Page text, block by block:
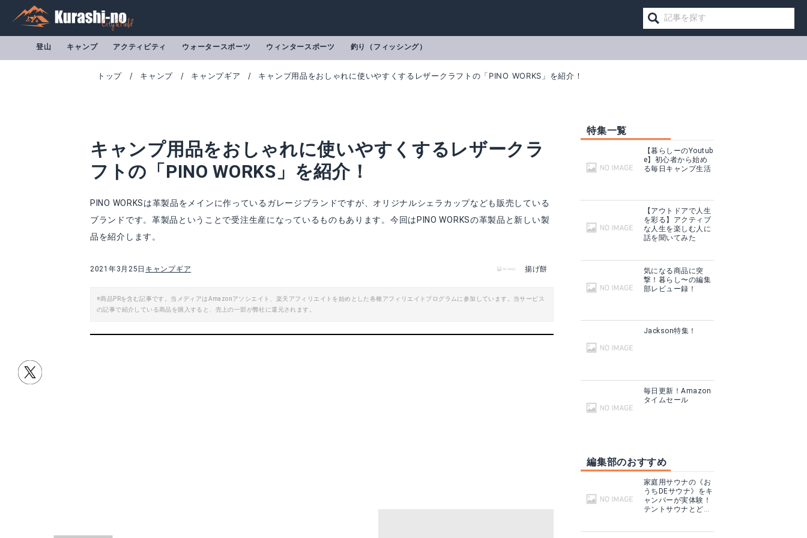
登山 キャンプ アクティビティ ウォータースポーツ ウィンタースポーツ 釣り（フィッシング）
トップ キャンプ キャンプギア キャンプ用品をおしゃれに使いやすくするレザークラフトの「PINO WORKS」を紹介！
キャンプ用品をおしゃれに使いやすくするレザークラ
フトの「PINO WORKS」を紹介！
PINO WORKSは革製品をメインに作っているガレージブランドですが、オリジナルシェラカップなども販売している
ブランドです。革製品ということで受注生産になっているものもあります。今回はPINO WORKSの革製品と新しい製
品を紹介します。
2021年3月25日 キャンプギア 揚げ餅
※商品PRを含む記事です。当メディアはAmazonアソシエイト、楽天アフィリエイトを始めとした各種アフィリエイトプログラムに参加しています。当サービス
の記事で紹介している商品を購入すると、売上の一部が弊社に還元されます。
商品サイト
カーミットレザージャケット
商品サイト 商品サイト 商品サイト
特集一覧
【暮らしーのYoutub
e】初心者から始め
る毎日キャンプ生活
【アウトドアで人生
を彩る】アクティブ
な人生を楽しむ人に
話を聞いてみた
気になる商品に突
撃！暮らし〜の編集
部レビュー録！
Jackson特集！
毎日更新！Amazon
タイムセール
編集部のおすすめ
家庭用サウナの《お
うちDEサウナ》をキ
ャンパーが実体験！
テントサウナとどこ